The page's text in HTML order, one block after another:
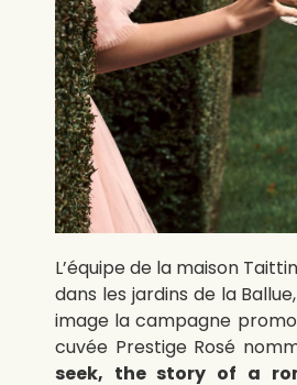
L’équipe de la maison
dans les jardins de la
image la campagne
cuvée Prestige Rosé
seek, the story of a